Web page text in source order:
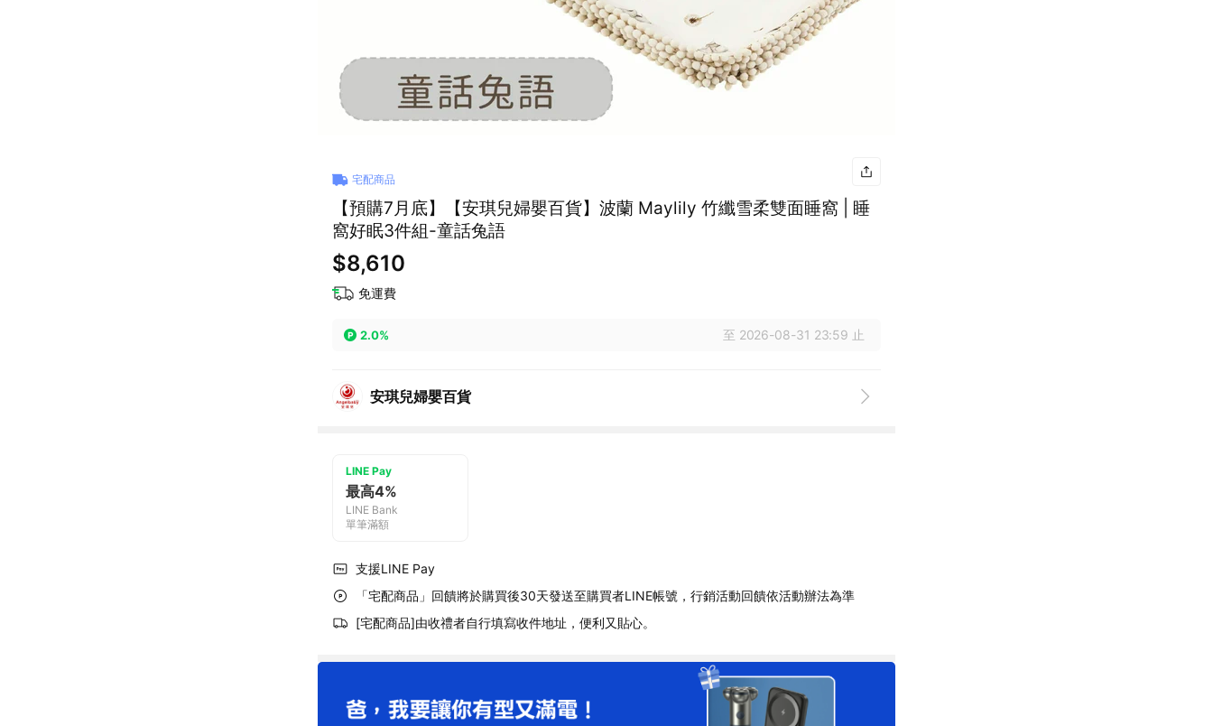
宅配商品
【預購7月底】【安琪兒婦嬰百貨】波蘭 Maylily 竹纖雪柔雙面睡窩 | 睡
窩好眠3件組-童話兔語
$8,610
免運費
2.0% 至 2026-08-31 23:59 止
安琪兒婦嬰百貨
LINE Pay
最高4%
LINE Bank
單筆滿額
支援LINE Pay
「宅配商品」回饋將於購買後30天發送至購買者LINE帳號，行銷活動回饋依活動辦法為準
[宅配商品]由收禮者自行填寫收件地址，便利又貼心。